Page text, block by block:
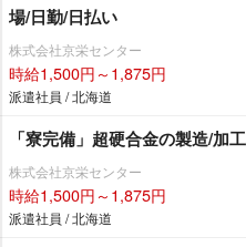
場/日勤/日払い
株式会社京栄センター
時給1,500円～1,875円
派遣社員 / 北海道
「寮完備」超硬合金の製造/加
株式会社京栄センター
時給1,500円～1,875円
派遣社員 / 北海道